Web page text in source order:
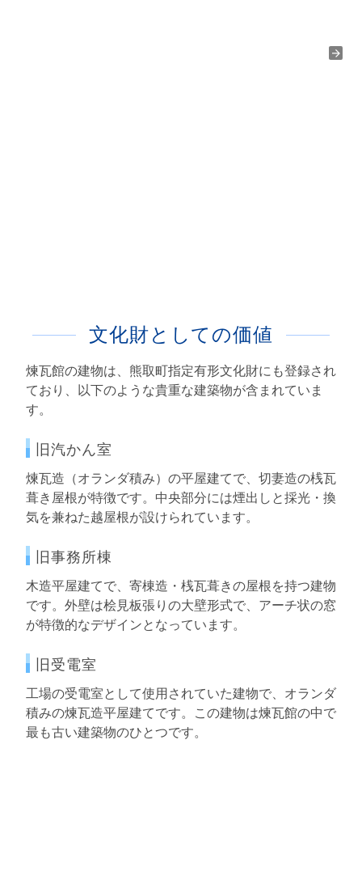
文化財としての価値
煉瓦館の建物は、熊取町指定有形文化財にも登録され
ており、以下のような貴重な建築物が含まれていま
す。
旧汽かん室
煉瓦造（オランダ積み）の平屋建てで、切妻造の桟瓦
葺き屋根が特徴です。中央部分には煙出しと採光・換
気を兼ねた越屋根が設けられています。
旧事務所棟
木造平屋建てで、寄棟造・桟瓦葺きの屋根を持つ建物
です。外壁は桧見板張りの大壁形式で、アーチ状の窓
が特徴的なデザインとなっています。
旧受電室
工場の受電室として使用されていた建物で、オランダ
積みの煉瓦造平屋建てです。この建物は煉瓦館の中で
最も古い建築物のひとつです。